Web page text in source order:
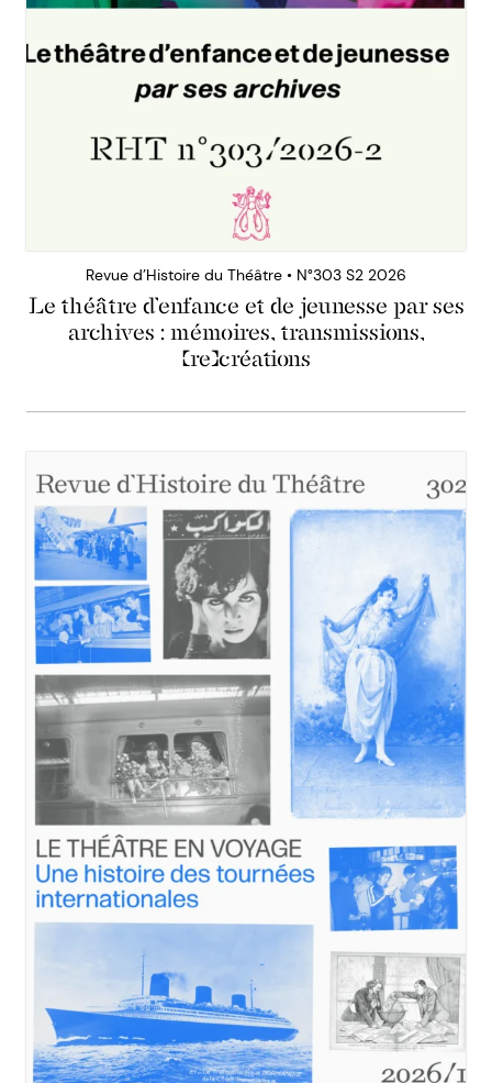
Revue d’Histoire du Théâtre • N°303 S2 2026
Le théâtre d’enfance et de jeunesse par ses
archives : mémoires, transmissions,
(re)créations